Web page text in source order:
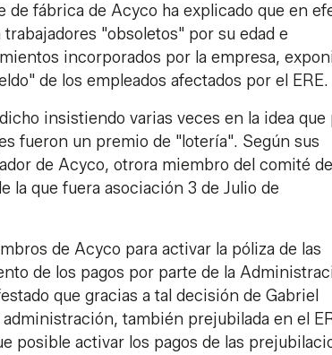
fábrica de Acyco ha explicado que en
"obsoletos" por su edad e
incorporados por la empresa,
de los empleados afectados por el ERE.
insistiendo varias veces en la idea que
fueron un premio de "lotería". Según sus
de Acyco, otrora miembro del comité de
la que fuera asociación 3 de Julio de
de Acyco para activar la póliza de las
de los pagos por parte de la
que gracias a tal decisión de Gabriel
también prejubilada en el
posible activar los pagos de las